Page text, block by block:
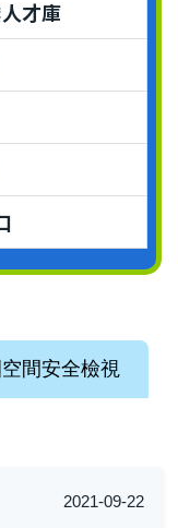
才庫
間安全檢視
2021-09-22